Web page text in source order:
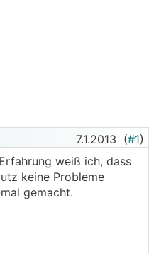
7.1.2013 (#1)
weiß ich, dass
keine Probleme
gemacht.